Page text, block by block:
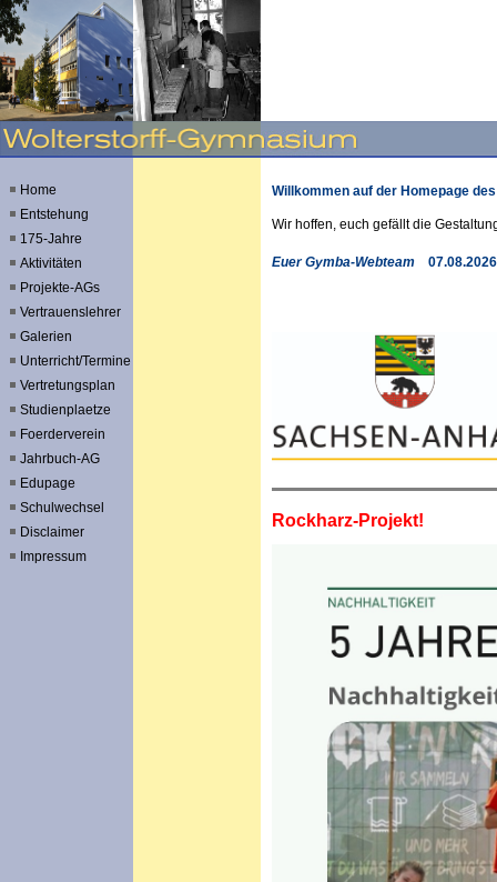
Home
Entstehung
175-Jahre
Aktivitäten
Projekte-AGs
Vertrauenslehrer
Galerien
Unterricht/Termine
Vertretungsplan
Studienplaetze
Foerderverein
Jahrbuch-AG
Edupage
Schulwechsel
Disclaimer
Impressum
Willkommen auf der Homepage
Wir hoffen, euch gefällt die
Euer Gymba-Webteam
Rockharz-Projekt!